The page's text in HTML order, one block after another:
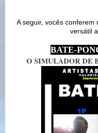
A seguir, vocês
versátil
BATE-
O SIMULADOR DE